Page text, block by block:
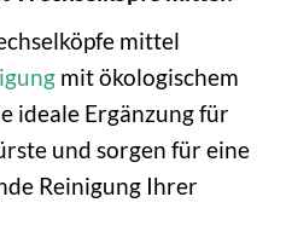
mittel
mit ökologischem
ideale Ergänzung für
und sorgen für eine
Reinigung Ihrer